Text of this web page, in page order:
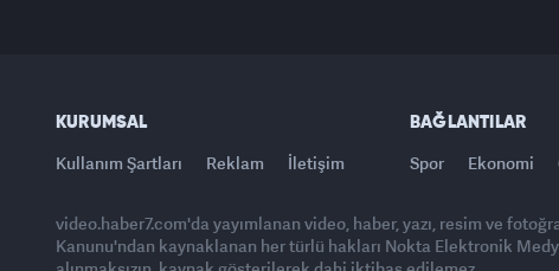
KURUMSAL
Kullanım Şartları Reklam İletişim
BAĞLANTILAR
Spor Ekonomi
video.haber7.com'da yayımlanan video, haber, yazı, resim ve
Kanunu'ndan kaynaklanan her türlü hakları Nokta Elektronik